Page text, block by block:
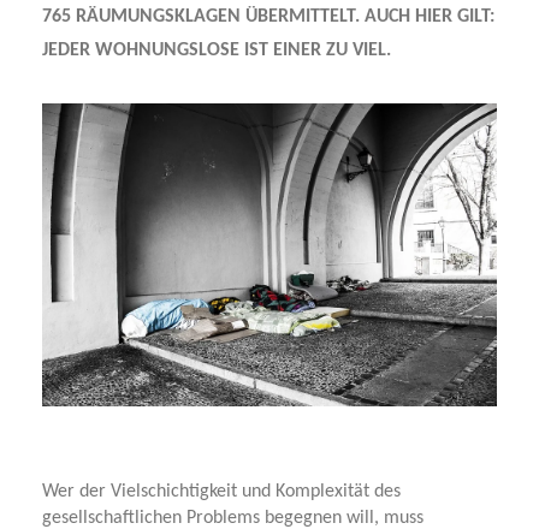
765 RÄUMUNGSKLAGEN ÜBERMITTELT. AUCH HIER GILT:
JEDER WOHNUNGSLOSE IST EINER ZU VIEL.
Wer der Vielschichtigkeit und Komplexität des
gesellschaftlichen Problems begegnen will, muss